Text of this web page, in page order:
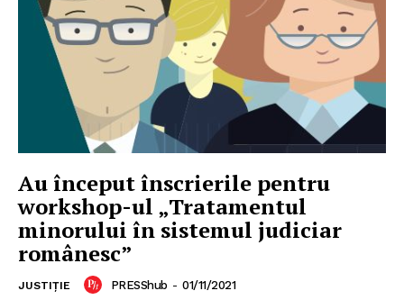
Un proiect
Au început înscrierile pentru
workshop-ul „Tratamentul
minorului în sistemul judiciar
românesc”
JUSTIȚIE PRESShub - 01/11/2021